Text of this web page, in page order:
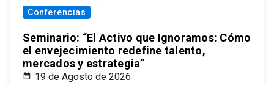
Conferencias
Seminario: “El Activo que Ignoramos: Cómo
el envejecimiento redefine talento,
mercados y estrategia”
19 de Agosto de 2026